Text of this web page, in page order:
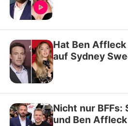
Hat Ben
auf Sydney
Nicht nur BFFs:
und Ben